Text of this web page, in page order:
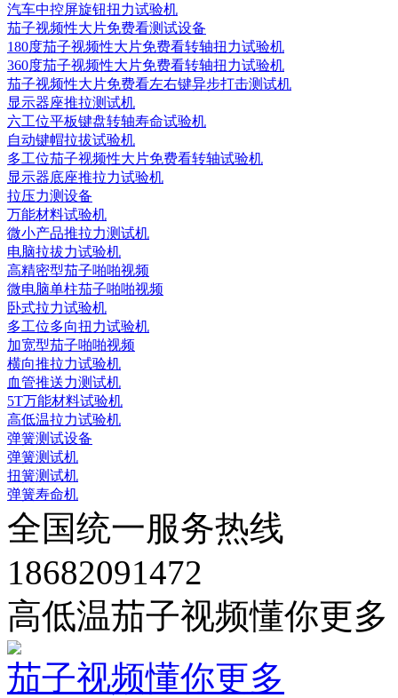
汽车中控屏旋钮扭力试验机
茄子视频性大片免费看测试设备
180度茄子视频性大片免费看转轴扭力试验机
360度茄子视频性大片免费看转轴扭力试验机
茄子视频性大片免费看左右键异步打击测试机
显示器座推拉测试机
六工位平板键盘转轴寿命试验机
自动键帽拉拔试验机
多工位茄子视频性大片免费看转轴试验机
显示器底座推拉力试验机
拉压力测设备
万能材料试验机
微小产品推拉力测试机
电脑拉拔力试验机
高精密型茄子啪啪视频
微电脑单柱茄子啪啪视频
卧式拉力试验机
多工位多向扭力试验机
加宽型茄子啪啪视频
横向推拉力试验机
血管推送力测试机
5T万能材料试验机
高低温拉力试验机
弹簧测试设备
弹簧测试机
扭簧测试机
弹簧寿命机
全国统一服务热线
18682091472
高低温茄子视频懂你更多
茄子视频懂你更多